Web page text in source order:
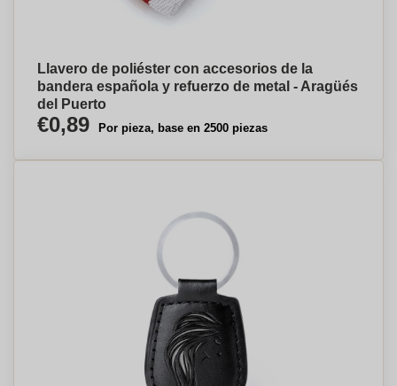
Llavero de poliéster con accesorios de la
bandera española y refuerzo de metal - Aragüés
del Puerto
€0,89 Por pieza, base en 2500 piezas